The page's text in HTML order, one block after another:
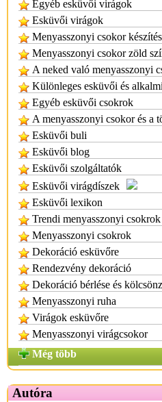
Egyéb esküvői virágok
Esküvői virágok
Menyasszonyi csokor
Menyasszonyi csokor zöld
A neked való menyasszonyi
Különleges esküvői és
Egyéb esküvői csokrok
A menyasszonyi csokor és a
Esküvői buli
Esküvői blog
Esküvői szolgáltatók
Esküvői virágdíszek
Esküvői lexikon
Trendi menyasszonyi csokrok
Menyasszonyi csokrok
Dekoráció esküvőre
Rendezvény dekoráció
Dekoráció bérlése és
Menyasszonyi ruha
Virágok esküvőre
Menyasszonyi virágcsokor
Még több
Autóra